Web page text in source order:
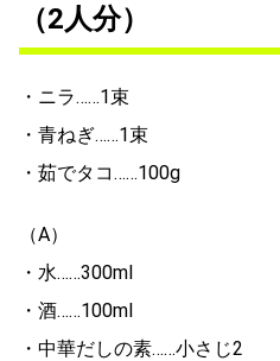
（2人分）
・ニラ……1束
・青ねぎ……1束
・茹でタコ……100g
（A）
・水……300ml
・酒……100ml
・中華だしの素……小さじ2